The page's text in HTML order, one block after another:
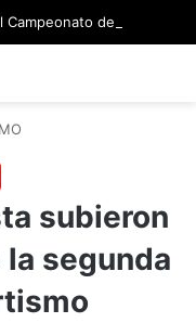
subieron
segunda